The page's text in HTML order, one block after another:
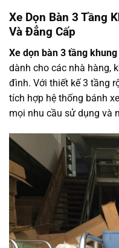
Xe Dọn Bàn 3 Tầng
Và Đẳng Cấp
Xe dọn bàn 3 tầng
dành cho các nhà hàng,
đình. Với thiết kế 3 tầng
tích hợp hệ thống bánh
mọi nhu cầu sử dụng và